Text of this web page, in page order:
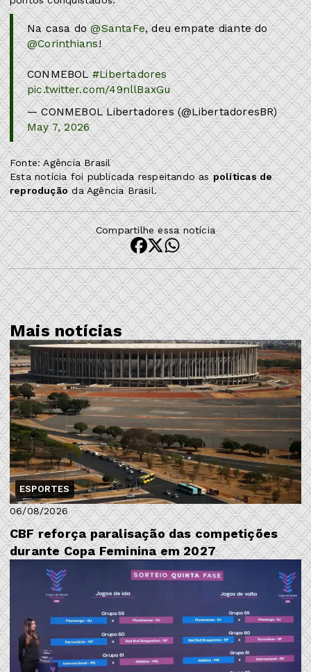
Na casa do@SantaFe, deu empate diante do
@Corinthians!
CONMEBOL#Libertadores
pic.twitter.com/49nllBaxGu
— CONMEBOL Libertadores (@LibertadoresBR)
May 7, 2026
Fonte: Agência Brasil
Esta notícia foi publicada respeitando aspolíticas de
reproduçãoda Agência Brasil.
Compartilhe essa notícia
Mais notícias
ESPORTES
06/08/2026
CBF reforça paralisação das competições
durante Copa Feminina em 2027